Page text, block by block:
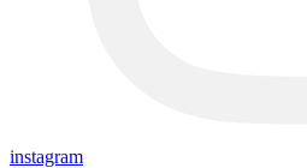
instagram